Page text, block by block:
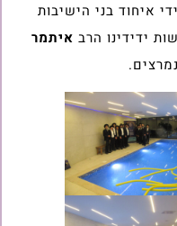
איחוד בני הישיבות
ידידינו הרב איתמר